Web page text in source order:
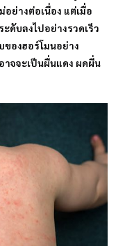
ย่างต่อเนื่อง แต่เมื่อ
ดับลงไปอย่างรวดเร็ว
องฮอร์โมนอย่าง
จจะเป็นผื่นแดง ผดผื่น